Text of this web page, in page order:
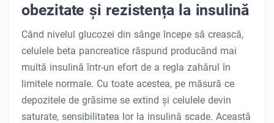
obezitate și rezistența la insulină
Când nivelul glucozei din sânge începe să crească,
celulele beta pancreatice răspund producând mai
multă insulină într-un efort de a regla zahărul în
limitele normale. Cu toate acestea, pe măsură ce
depozitele de grăsime se extind și celulele devin
saturate, sensibilitatea lor la insulină scade. Această